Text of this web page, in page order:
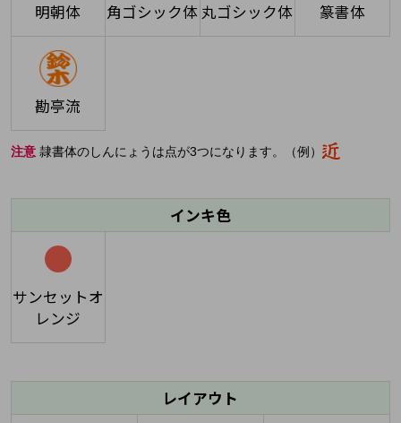
明朝体 角ゴシック体 丸ゴシック体 篆書体
勘亭流
注意隷書体のしんにょうは点が3つになります。（例）
インキ色
サンセットオ
レンジ
レイアウト